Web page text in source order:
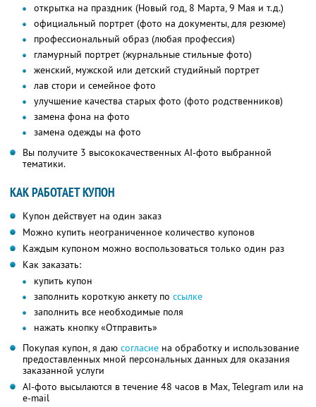
открытка на праздник (Новый год, 8 Марта, 9 Мая и т.д.)
официальный портрет (фото на документы, для резюме)
профессиональный образ (любая профессия)
гламурный портрет (журнальные стильные фото)
женский, мужской или детский студийный портрет
лав стори и семейное фото
улучшение качества старых фото (фото родственников)
замена фона на фото
замена одежды на фото
Вы получите 3 высококачественных AI-фото выбранной
тематики.
КАК РАБОТАЕТ КУПОН
Купон действует на один заказ
Можно купить неограниченное количество купонов
Каждым купоном можно воспользоваться только один раз
Как заказать:
купить купон
заполнить короткую анкету по ссылке
заполнить все необходимые поля
нажать кнопку «Отправить»
Покупая купон, я даю согласие на обработку и использование
предоставленных мной персональных данных для оказания
заказанной услуги
AI-фото высылаются в течение 48 часов в Max, Telegram или на
e-mail